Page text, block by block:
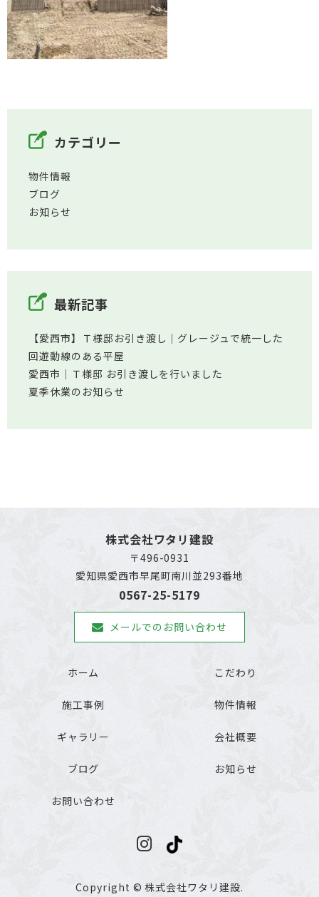
カテゴリー
物件情報
ブログ
お知らせ
最新記事
【愛西市】Ｔ様邸お引き渡し｜グレージュで統一した
回遊動線のある平屋
愛西市│Ｔ様邸 お引き渡しを行いました
夏季休業のお知らせ
株式会社ワタリ建設
〒496-0931
愛知県愛西市早尾町南川並293番地
0567-25-5179
メールでのお問い合わせ
ホーム こだわり
施工事例 物件情報
ギャラリー 会社概要
ブログ お知らせ
お問い合わせ
Copyright © 株式会社ワタリ建設.